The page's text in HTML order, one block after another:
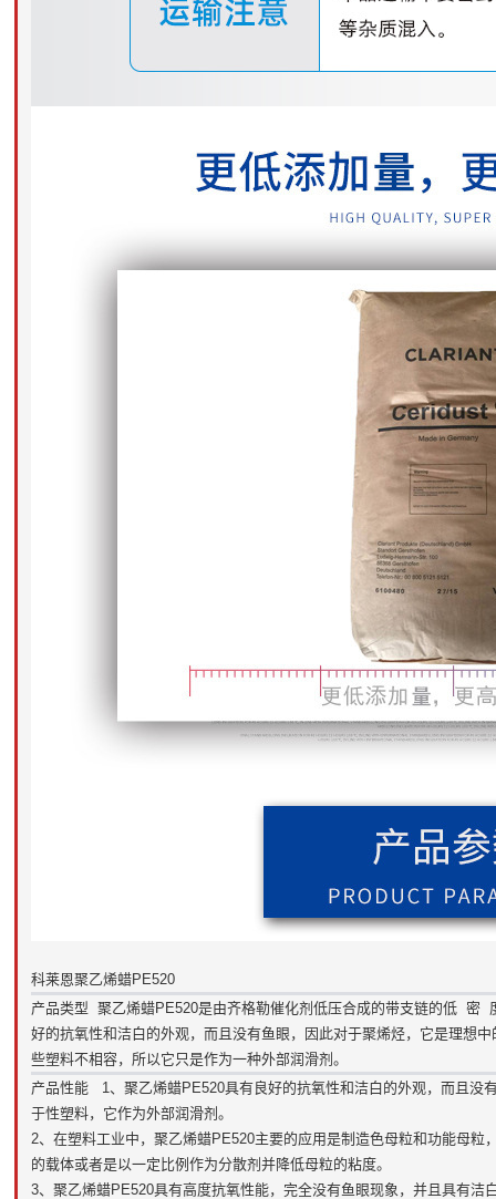
科莱恩聚乙烯蜡PE520
产品类型 聚乙烯蜡PE520是由齐格勒催化剂低压合成的带支链的低 密
好的抗氧性和洁白的外观，而且没有鱼眼，因此对于聚烯烃，它是理想
些塑料不相容，所以它只是作为一种外部润滑剂。
产品性能 1、聚乙烯蜡PE520具有良好的抗氧性和洁白的外观，而且没
于性塑料，它作为外部润滑剂。
2、在塑料工业中，聚乙烯蜡PE520主要的应用是制造色母粒和功能母
的载体或者是以一定比例作为分散剂并降低母粒的粘度。
3、聚乙烯蜡PE520具有高度抗氧性能，完全没有鱼眼现象，并且具有洁